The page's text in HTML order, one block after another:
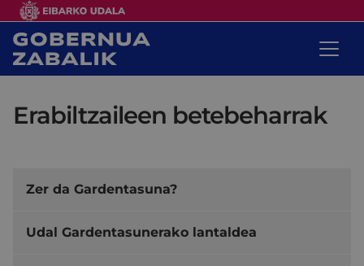
Erabiltzaileen betebeharrak
Zer da Gardentasuna?
Udal Gardentasunerako lantaldea